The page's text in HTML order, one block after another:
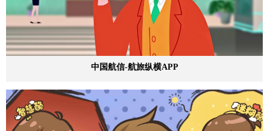
中国航信-航旅纵横APP